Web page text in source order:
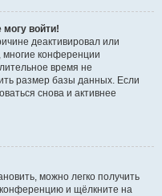
могу войти!
деактивировал или
многие конференции
время не
размер базы данных. Если
снова и активнее
можно легко получить
и щёлкните на